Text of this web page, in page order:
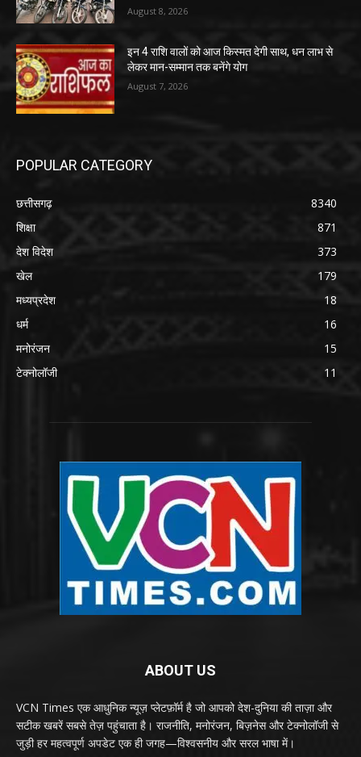
August 8, 2026
इन 4 राशि वालों को आज किस्मत देगी साथ, धन लाभ से
लेकर मान-सम्मान तक बनेंगे योग
August 7, 2026
POPULAR CATEGORY
छत्तीसगढ़
8340
शिक्षा
871
देश विदेश
373
खेल
179
मध्यप्रदेश
18
धर्म
16
मनोरंजन
15
टेक्नोलॉजी
11
ABOUT US
VCN Times एक आधुनिक न्यूज़ प्लेटफ़ॉर्म है जो आपको देश-दुनिया की ताज़ा और
सटीक खबरें सबसे तेज़ पहुंचाता है। राजनीति, मनोरंजन, बिज़नेस और टेक्नोलॉजी से
जुड़ी हर महत्वपूर्ण अपडेट एक ही जगह—विश्वसनीय और सरल भाषा में।